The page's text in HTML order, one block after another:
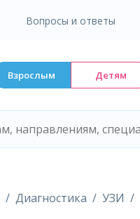
Вопросы и ответы
Взрослым Детям
Диагностика УЗИ